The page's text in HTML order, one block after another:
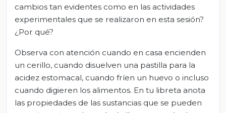
cambios tan evidentes como en las actividades
experimentales que se realizaron en esta sesión?
¿Por qué?
Observa con atención cuando en casa encienden
un cerillo, cuando disuelven una pastilla para la
acidez estomacal, cuando fríen un huevo o incluso
cuando digieren los alimentos. En tu libreta anota
las propiedades de las sustancias que se pueden